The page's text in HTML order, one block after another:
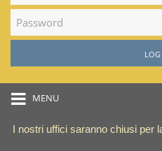
MENU
I nostri uffici saranno chiusi per